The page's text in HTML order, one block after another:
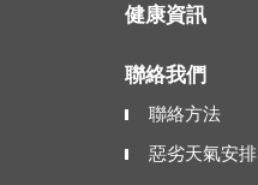
健康資訊
聯絡我們
聯絡方法
惡劣天氣安排